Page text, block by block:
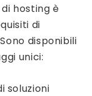
hosting è
di
disponibili
unici:
soluzioni